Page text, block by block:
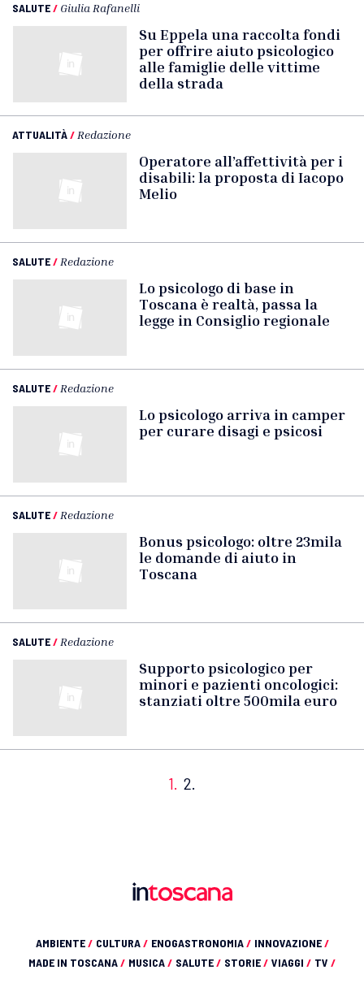
SALUTE/ Giulia Rafanelli
Su Eppela una raccolta fondi
per offrire aiuto psicologico
alle famiglie delle vittime
della strada
ATTUALITÀ/ Redazione
Operatore all’affettività per i
disabili: la proposta di Iacopo
Melio
SALUTE/ Redazione
Lo psicologo di base in
Toscana è realtà, passa la
legge in Consiglio regionale
SALUTE/ Redazione
Lo psicologo arriva in camper
per curare disagi e psicosi
SALUTE/ Redazione
Bonus psicologo: oltre 23mila
le domande di aiuto in
Toscana
SALUTE/ Redazione
Supporto psicologico per
minori e pazienti oncologici:
stanziati oltre 500mila euro
1. 2.
AMBIENTE/ CULTURA/ ENOGASTRONOMIA/ INNOVAZIONE/
MADE IN TOSCANA/ MUSICA/ SALUTE/ STORIE/ VIAGGI / TV /